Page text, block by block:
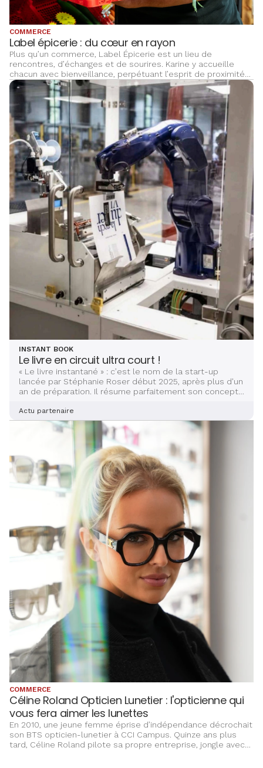
COMMERCE
Label épicerie : du cœur en rayon
Plus qu’un commerce, Label Épicerie est un lieu de
rencontres, d’échanges et de sourires. Karine y accueille
chacun avec bienveillance, perpétuant l’esprit de proximité
cher aux habitants de Kolbsheim.
INSTANT BOOK
Le livre en circuit ultra court !
« Le livre instantané » : c’est le nom de la start-up
lancée par Stéphanie Roser début 2025, après plus d'un
an de préparation. Il résume parfaitement son concept
en librairie.
Actu partenaire
COMMERCE
Céline Roland Opticien Lunetier : l'opticienne qui
vous fera aimer les lunettes
En 2010, une jeune femme éprise d’indépendance décrochait
son BTS opticien-lunetier à CCI Campus. Quinze ans plus
tard, Céline Roland pilote sa propre entreprise, jongle avec